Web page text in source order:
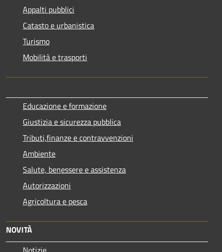
Appalti pubblici
Catasto e urbanistica
Turismo
Mobilità e trasporti
Educazione e formazione
Giustizia e sicurezza pubblica
Tributi,finanze e contravvenzioni
Ambiente
Salute, benessere e assistenza
Autorizzazioni
Agricoltura e pesca
NOVITÀ